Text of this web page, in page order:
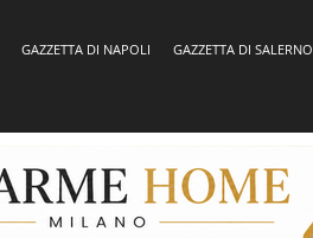
GAZZETTA DI NAPOLI GAZZETTA DI SALERNO